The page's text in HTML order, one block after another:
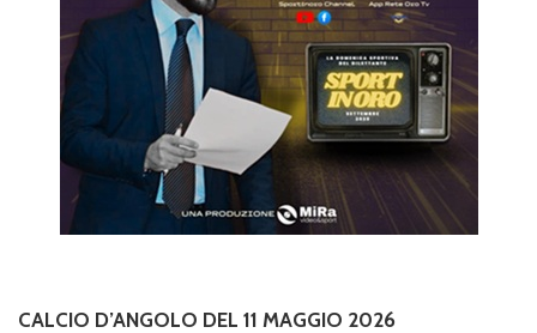
CALCIO D’ANGOLO DEL 11 MAGGIO 2026